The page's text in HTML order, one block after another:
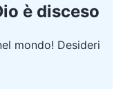
è disceso
mondo! Desideri